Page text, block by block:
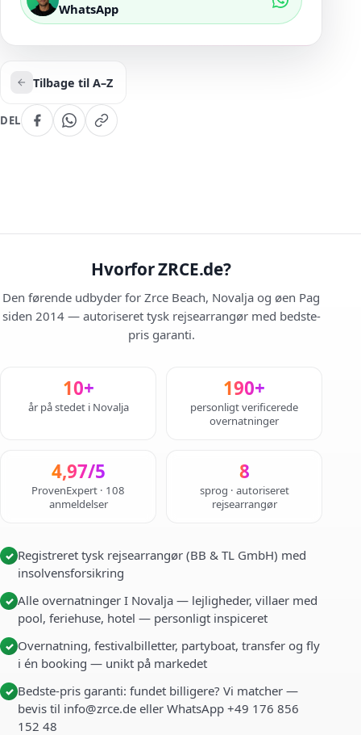
WhatsApp
Tilbage til A–Z
DEL
Hvorfor ZRCE.de?
Den førende udbyder for Zrce Beach, Novalja og øen Pag
siden 2014 — autoriseret tysk rejsearrangør med bedste-
pris garanti.
10+
år på stedet i Novalja
190+
personligt verificerede
overnatninger
4,97/5
ProvenExpert · 108
anmeldelser
8
sprog · autoriseret
rejsearrangør
✓ Registreret tysk rejsearrangør (BB & TL GmbH) med
insolvensforsikring
✓ Alle overnatninger I Novalja — lejligheder, villaer med
pool, feriehuse, hotel — personligt inspiceret
✓ Overnatning, festivalbilletter, partyboat, transfer og fly
i én booking — unikt på markedet
✓ Bedste-pris garanti: fundet billigere? Vi matcher —
bevis til info@zrce.de eller WhatsApp +49 176 856
152 48